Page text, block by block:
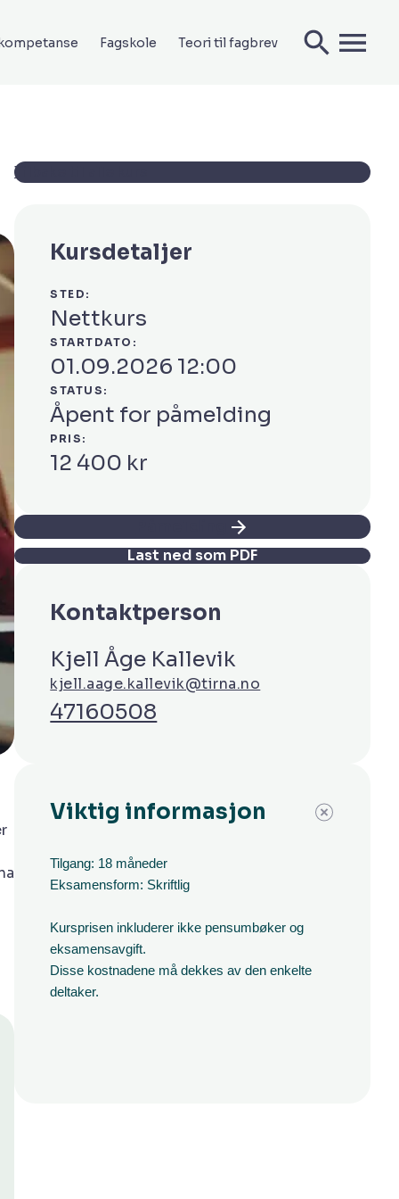
Fagskole Teori til fagbrev
Tilbake til alle kurs
Kursdetaljer
STED:
Nettkurs
STARTDATO:
01.09.2026 12:00
STATUS:
Åpent for påmelding
PRIS:
12 400 kr
Last ned som PDF
Kontaktperson
Kjell Åge Kallevik
kjell.aage.kallevik@tirna.no
47160508
Viktig informasjon
Tilgang: 18 måneder
Eksamensform: Skriftlig
Kursprisen inkluderer ikke pensumbøker og
eksamensavgift.
Disse kostnadene må dekkes av den enkelte
deltaker.